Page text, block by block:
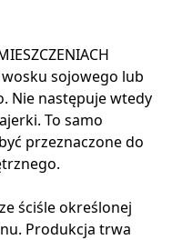
sojowego lub
Nie następuje wtedy
To samo
przeznaczone do
ściśle określonej
Produkcja trwa